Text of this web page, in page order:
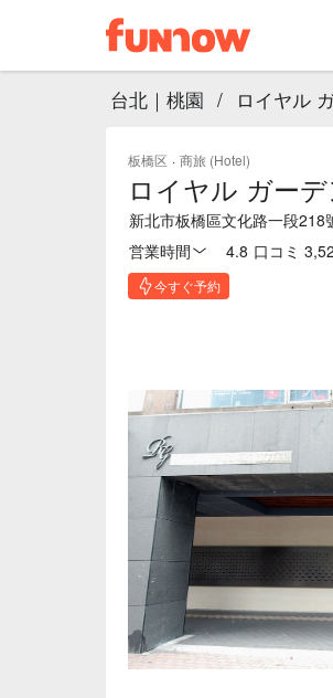
台北｜桃園 / ロイヤル
板橋区 · 商旅 (Hotel)
ロイヤル ガー
新北市板橋區文化路一段218
営業時間
4.8 口コミ
今すぐ予約